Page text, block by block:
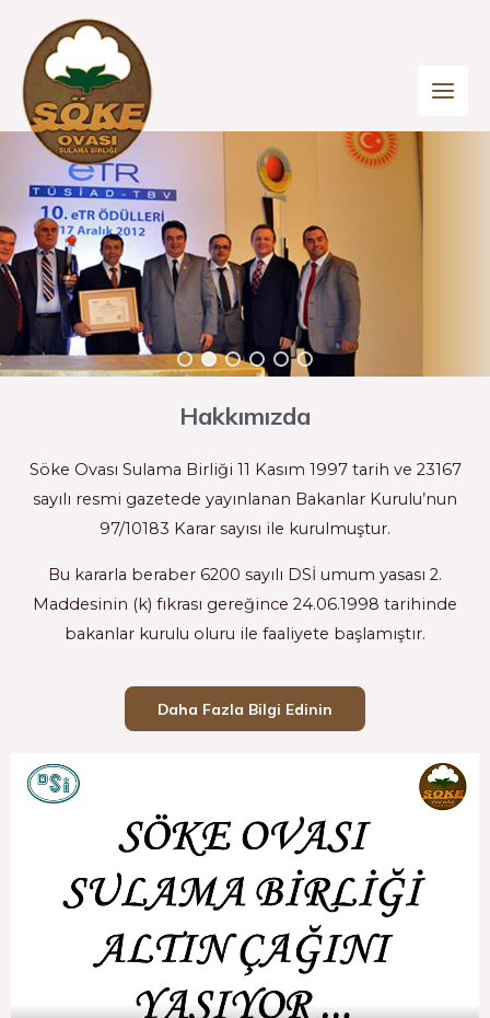
Hakkımızda
Söke Ovası Sulama Birliği 11 Kasım 1997 tarih ve 23167
sayılı resmi gazetede yayınlanan Bakanlar Kurulu’nun
97/10183 Karar sayısı ile kurulmuştur.
Bu kararla beraber 6200 sayılı DSİ umum yasası 2.
Maddesinin (k) fıkrası gereğince 24.06.1998 tarihinde
bakanlar kurulu oluru ile faaliyete başlamıştır.
Daha Fazla Bilgi Edinin